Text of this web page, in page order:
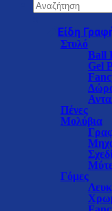
Είδη
Στυλό
Ball
Gel
Πένες
Μολύβια
Γόμες